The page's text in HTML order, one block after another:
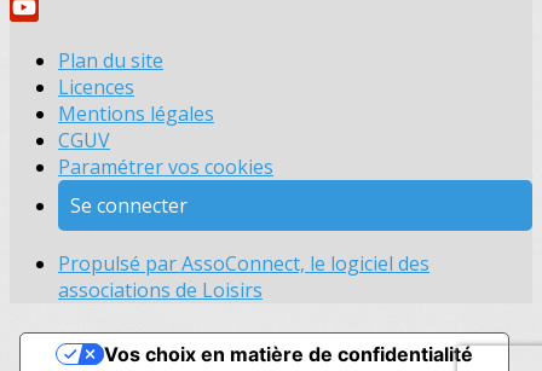
Plan du site
Licences
Mentions légales
CGUV
Paramétrer vos cookies
Se connecter
Propulsé par AssoConnect, le logiciel des
associations de Loisirs
Vos choix en matière de confidentialité